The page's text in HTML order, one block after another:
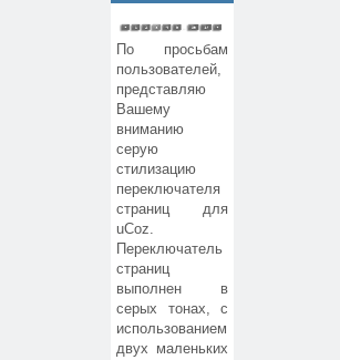
По просьбам
пользователей,
представляю
Вашему
вниманию
серую
стилизацию
переключателя
страниц для
uCoz.
Переключатель
страниц
выполнен в
серых тонах, с
использованием
двух маленьких